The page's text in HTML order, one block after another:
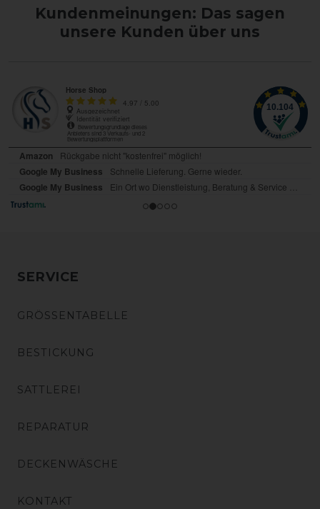
Kundenmeinungen: Das sagen
unsere Kunden über uns
SERVICE
GRÖSSENTABELLE
BESTICKUNG
SATTLEREI
REPARATUR
DECKENWÄSCHE
KONTAKT